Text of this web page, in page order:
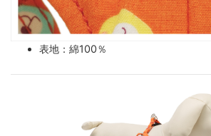
表地：綿100％